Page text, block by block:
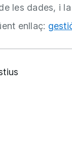
les dades, i
enllaç: